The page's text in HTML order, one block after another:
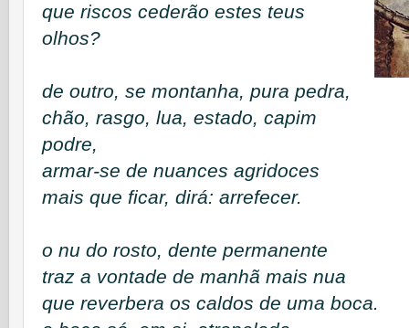
que riscos cederão estes teus
olhos?
de outro, se montanha, pura pedra,
chão, rasgo, lua, estado, capim
podre,
armar-se de nuances agridoces
mais que ficar, dirá: arrefecer.
o nu do rosto, dente permanente
traz a vontade de manhã mais nua
que reverbera os caldos de uma boca.